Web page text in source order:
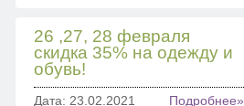
26 ,27, 28 февраля
скидка 35% на одежду и
обувь!
Дата: 23.02.2021 Подробнее»